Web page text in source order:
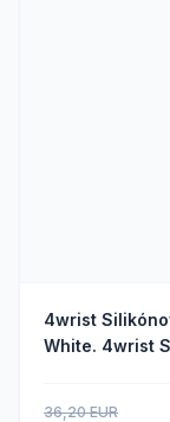
4wrist
White. 4wrist
36,20 EUR